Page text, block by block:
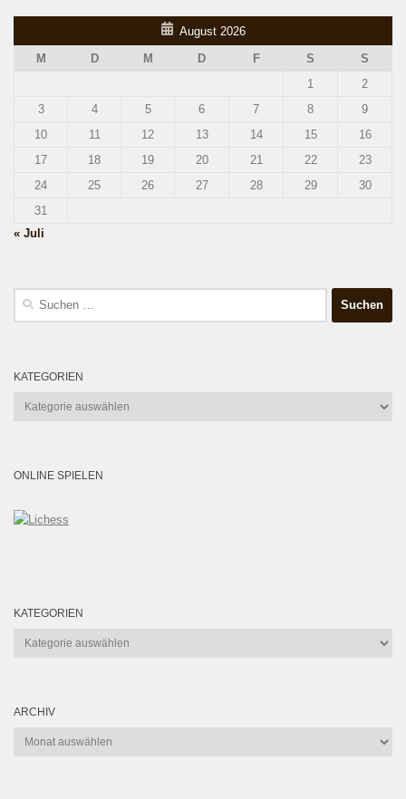
August 2026
M
D M D F S
S
1
2
3
4 5 6 7 8
9
10
11 12 13 14 15
16
17
18 19 20 21 22
23
24
25 26 27 28 29
30
31
« Juli
Suchen
KATEGORIEN
Kategorien
ONLINE SPIELEN
KATEGORIEN
Kategorien
ARCHIV
Archiv